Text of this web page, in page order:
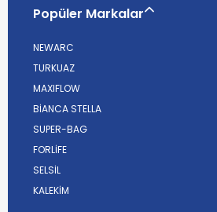
Popüler Markalar
NEWARC
TURKUAZ
MAXIFLOW
BİANCA STELLA
SUPER-BAG
FORLİFE
SELSİL
KALEKİM